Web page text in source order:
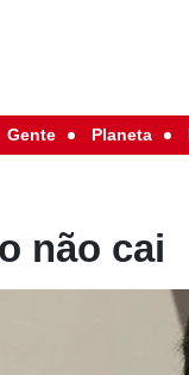
Gente Planeta
não cai